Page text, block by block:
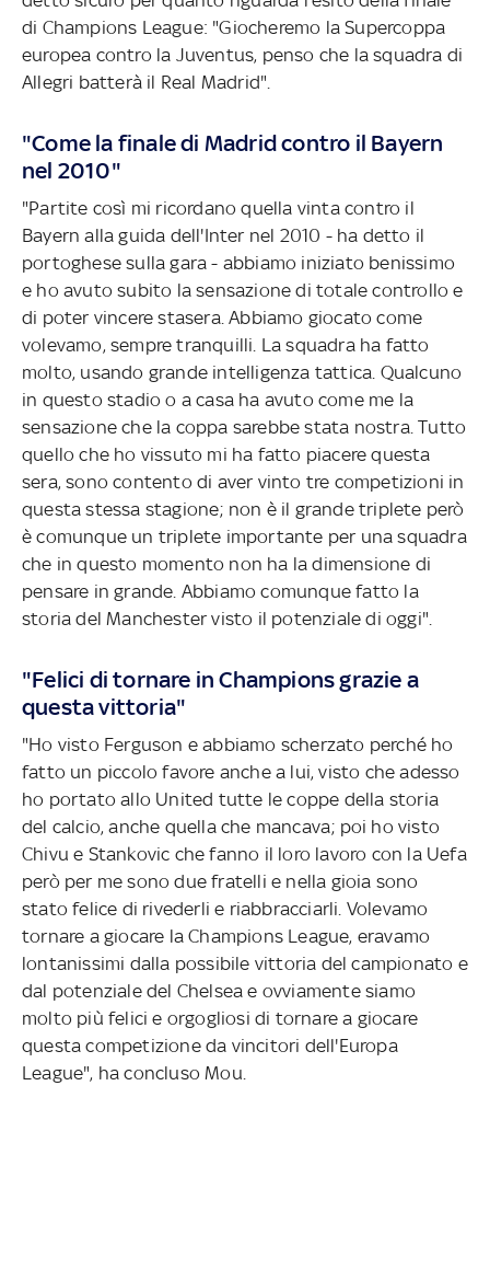
di Champions League: "Giocheremo la Supercoppa
europea contro la Juventus, penso che la squadra di
Allegri batterà il Real Madrid".
"Come la finale di Madrid contro il Bayern
nel 2010"
"Partite così mi ricordano quella vinta contro il
Bayern alla guida dell'Inter nel 2010 - ha detto il
portoghese sulla gara - abbiamo iniziato benissimo
e ho avuto subito la sensazione di totale controllo e
di poter vincere stasera. Abbiamo giocato come
volevamo, sempre tranquilli. La squadra ha fatto
molto, usando grande intelligenza tattica. Qualcuno
in questo stadio o a casa ha avuto come me la
sensazione che la coppa sarebbe stata nostra. Tutto
quello che ho vissuto mi ha fatto piacere questa
sera, sono contento di aver vinto tre competizioni in
questa stessa stagione; non è il grande triplete però
è comunque un triplete importante per una squadra
che in questo momento non ha la dimensione di
pensare in grande. Abbiamo comunque fatto la
storia del Manchester visto il potenziale di oggi".
"Felici di tornare in Champions grazie a
questa vittoria"
"Ho visto Ferguson e abbiamo scherzato perché ho
fatto un piccolo favore anche a lui, visto che adesso
ho portato allo United tutte le coppe della storia
del calcio, anche quella che mancava; poi ho visto
Chivu e Stankovic che fanno il loro lavoro con la Uefa
però per me sono due fratelli e nella gioia sono
stato felice di rivederli e riabbracciarli. Volevamo
tornare a giocare la Champions League, eravamo
lontanissimi dalla possibile vittoria del campionato e
dal potenziale del Chelsea e ovviamente siamo
molto più felici e orgogliosi di tornare a giocare
questa competizione da vincitori dell'Europa
League", ha concluso Mou.